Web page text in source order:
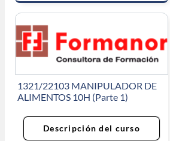
1321/22103 MANIPULADOR DE
ALIMENTOS 10H (Parte 1)
Descripción del curso